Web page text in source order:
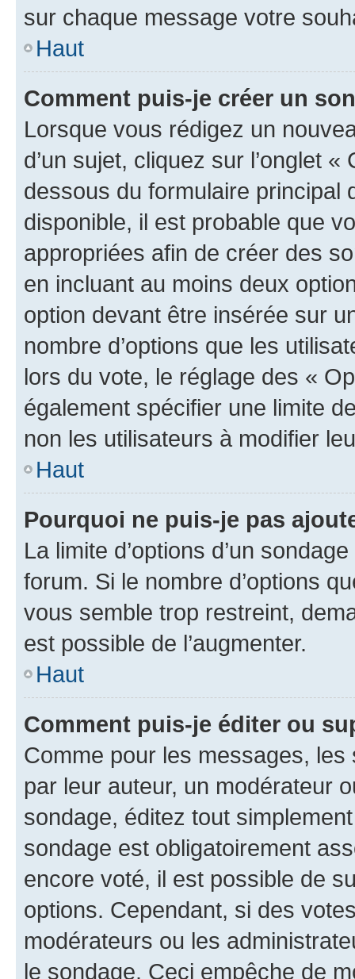
sur chaque message votre
Haut
Comment puis-je créer un
Lorsque vous rédigez un
d’un sujet, cliquez sur l’onglet
dessous du formulaire principal
disponible, il est probable que
appropriées afin de créer des
en incluant au moins deux
option devant être insérée sur
nombre d’options que les
lors du vote, le réglage des «
également spécifier une limite
non les utilisateurs à modifier
Haut
Pourquoi ne puis-je pas
La limite d’options d’un
forum. Si le nombre d’options
vous semble trop restreint,
est possible de l’augmenter.
Haut
Comment puis-je éditer ou
Comme pour les messages,
par leur auteur, un modérateur
sondage, éditez tout
sondage est obligatoirement
encore voté, il est possible de
options. Cependant, si des
modérateurs ou les
le sondage. Ceci empêche de